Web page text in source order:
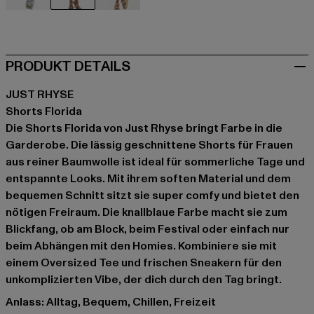
PRODUKT DETAILS
JUST RHYSE
Shorts Florida
Die Shorts Florida von Just Rhyse bringt Farbe in die
Garderobe. Die lässig geschnittene Shorts für Frauen
aus reiner Baumwolle ist ideal für sommerliche Tage und
entspannte Looks. Mit ihrem soften Material und dem
bequemen Schnitt sitzt sie super comfy und bietet den
nötigen Freiraum. Die knallblaue Farbe macht sie zum
Blickfang, ob am Block, beim Festival oder einfach nur
beim Abhängen mit den Homies. Kombiniere sie mit
einem Oversized Tee und frischen Sneakern für den
unkomplizierten Vibe, der dich durch den Tag bringt.
Anlass: Alltag, Bequem, Chillen, Freizeit